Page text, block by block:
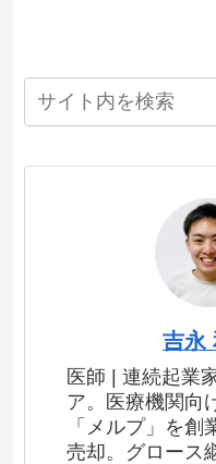
吉永
医師 | 連続起業
ア。医療機関向
「メルプ」を創
売却。グロース